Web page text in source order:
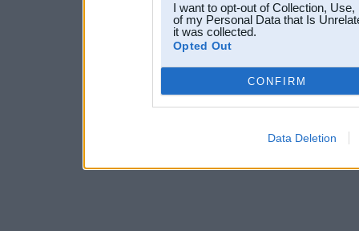
I want to opt-out of Collection,
of my Personal Data that Is
it was collected.
Opted Out
CONFIRM
Data Deletion